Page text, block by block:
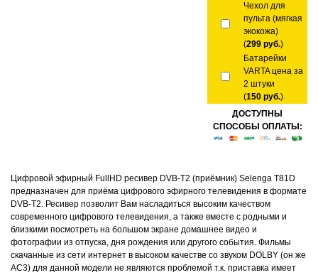
Чехол для
пульта (мягкая
экокожа)
(299 руб.)
Батарейки
VARTA цена за
2 штуки
(150 руб.)
ДОСТУПНЫ
СПОСОБЫ ОПЛАТЫ:
Цифровой эфирный FullHD ресивер DVB-T2 (приёмник) Selenga T81D
предназначен для приёма цифрового эфирного телевидения в формате
DVB-T2. Ресивер позволит Вам насладиться высоким качеством
современного цифрового телевидения, а также вместе с родными и
близкими посмотреть на большом экране домашнее видео и
фотографии из отпуска, дня рождения или другого события. Фильмы
скачанные из сети интернет в высоком качестве со звуком DOLBY (он же
AC3) для данной модели не являются проблемой т.к. приставка имеет